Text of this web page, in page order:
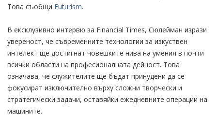
Това съобщи Futurism.
В ексклузивно интервю за Financial Times, Сюлейман изрази
увереност, че съвременните технологии за изкуствен
интелект ще достигнат човешките нива на умения в почти
всички области на професионалната дейност. Това
означава, че служителите ще бъдат принудени да се
фокусират изключително върху сложни творчески и
стратегически задачи, оставяйки ежедневните операции на
машините.